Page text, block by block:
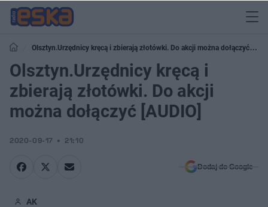
Olsztyn.Urzędnicy kręcą i zbierają złotówki. Do akcji można dołączyć
[AUDIO]
Olsztyn.Urzędnicy kręcą i
zbierają złotówki. Do akcji
można dołączyć [AUDIO]
2020-09-17 21:10
Dodaj do Google
AK